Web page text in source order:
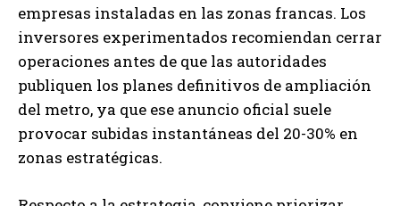
empresas instaladas en las zonas francas. Los
inversores experimentados recomiendan cerrar
operaciones antes de que las autoridades
publiquen los planes definitivos de ampliación
del metro, ya que ese anuncio oficial suele
provocar subidas instantáneas del 20-30% en
zonas estratégicas.